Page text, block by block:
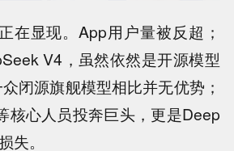
在显现。App用户量被反超；
V4，虽然依然是开源模型
闭源旗舰模型相比并无优势；
核心人员投奔巨头，更是Deep
失。